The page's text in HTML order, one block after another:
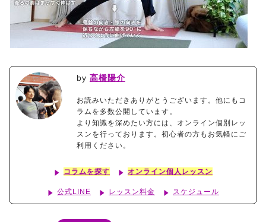
by 高橋陽介
お読みいただきありがとうございます。他にもコ
ラムを多数公開しています。
より知識を深めたい方には、オンライン個別レッ
スンを行っております。初心者の方もお気軽にご
利用ください。
コラムを探す オンライン個人レッスン
公式LINE レッスン料金 スケジュール